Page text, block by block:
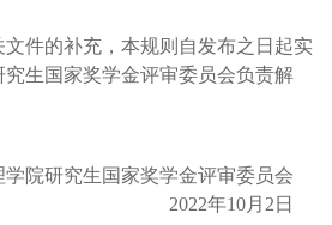
件的补充，本规则自发布之日起实
生国家奖学金评审委员会负责解
学院研究生国家奖学金评审委员会
2022年10月 2 日